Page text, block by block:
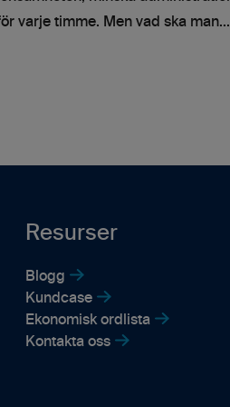
varje timme. Men vad ska man...
Resurser
Blogg
Kundcase
Ekonomisk ordlista
Kontakta oss